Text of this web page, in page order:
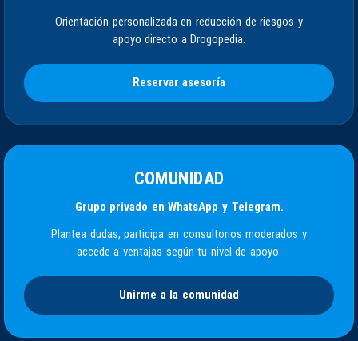
Orientación personalizada en reducción de riesgos y
apoyo directo a Drogopedia.
Reservar asesoría
COMUNIDAD
Grupo privado en WhatsApp y Telegram.
Plantea dudas, participa en consultorios moderados y
accede a ventajas según tu nivel de apoyo.
Unirme a la comunidad